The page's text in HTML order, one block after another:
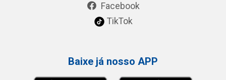
Facebook
TikTok
Baixe já nosso APP